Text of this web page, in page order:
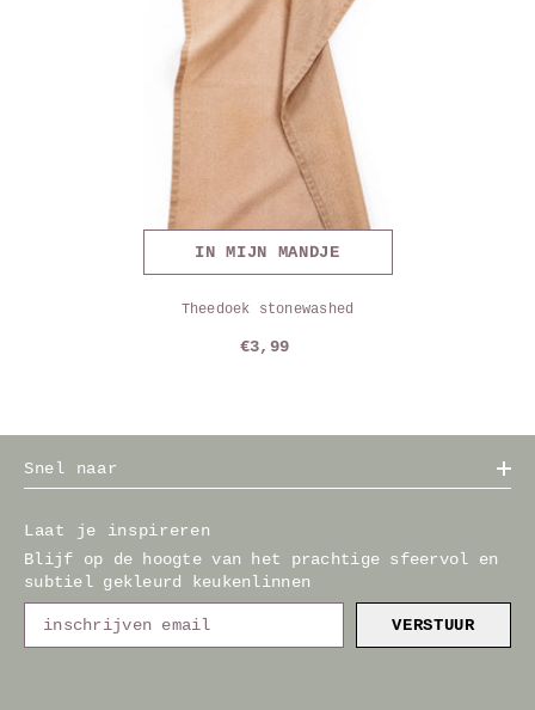
IN MIJN MANDJE
Theedoek stonewashed
€3,99
Snel naar
Laat je inspireren
Blijf op de hoogte van het prachtige sfeervol en
subtiel gekleurd keukenlinnen
VERSTUUR